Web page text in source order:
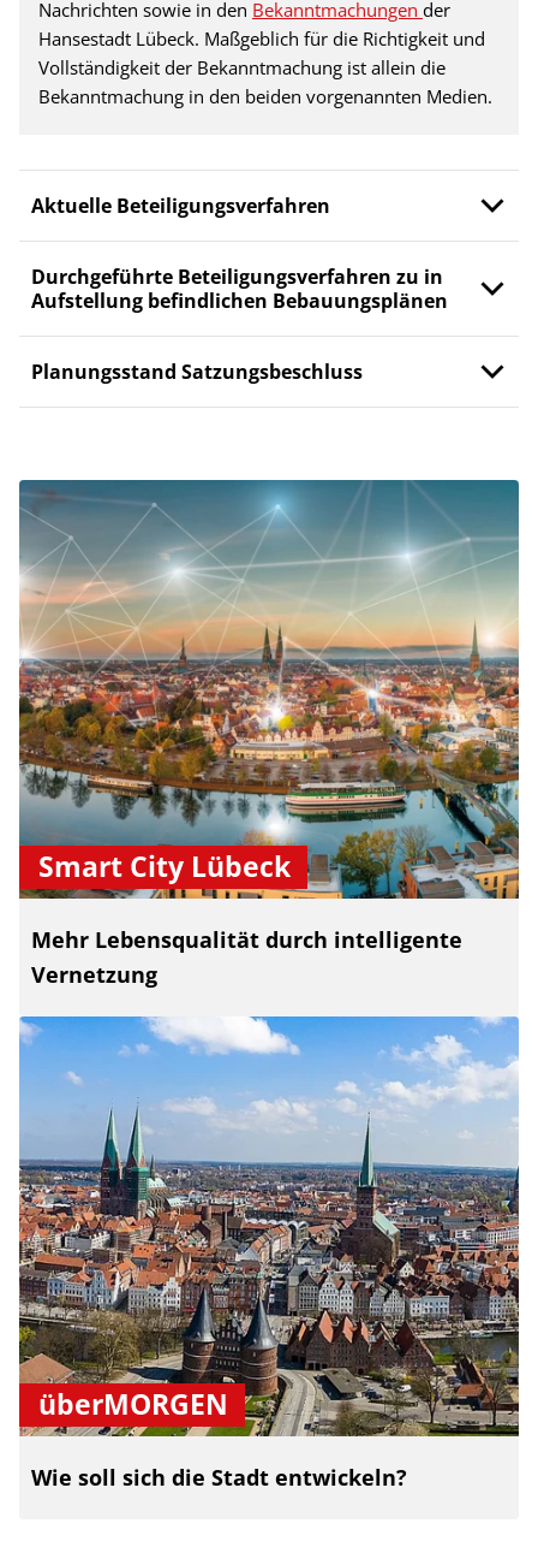
Nachrichten sowie in den Bekanntmachungen der
Hansestadt Lübeck. Maßgeblich für die Richtigkeit und
Vollständigkeit der Bekanntmachung ist allein die
Bekanntmachung in den beiden vorgenannten Medien.
Aktuelle Beteiligungsverfahren
Durchgeführte Beteiligungsverfahren zu in
Aufstellung befindlichen Bebauungsplänen
Planungsstand Satzungsbeschluss
Smart City Lübeck
Mehr Lebensqualität durch intelligente
Vernetzung
überMORGEN
Wie soll sich die Stadt entwickeln?